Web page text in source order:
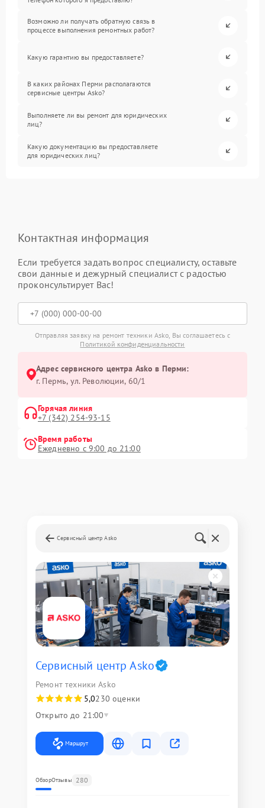
Возможно ли получать обратную связь в
процессе выполнения ремонтных работ?
Какую гарантию вы предоставляете?
В каких районах Перми располагаются
сервисные центры Asko?
Выполняете ли вы ремонт для юридических
лиц?
Какую документацию вы предоставляете
для юридических лиц?
Контактная информация
Если требуется задать вопрос специалисту, оставьте
свои данные и дежурный специалист с радостью
проконсультирует Вас!
Отправляя заявку на ремонт техники Asko, Вы соглашаетесь с
Политикой конфиденциальности
Адрес сервисного центра Asko в Перми:
г. Пермь, ул. ​Революции, 60/1
Горячая линия
+7 (342) 254-93-15
Время работы
Ежедневно с 9:00 до 21:00
Сервисный центр Asko
Сервисный центр Asko
Ремонт техники Asko
5,0230 оценки
Открыто до 21:00
Маршрут
ОбзорОтзывы 280